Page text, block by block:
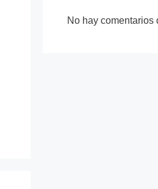
No hay comentarios